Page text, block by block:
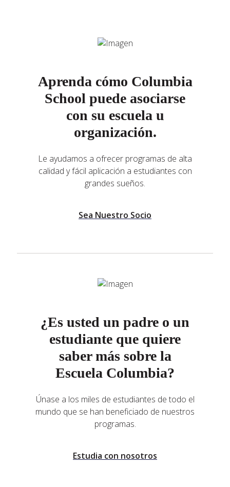
Aprenda cómo Columbia
School puede asociarse
con su escuela u
organización.
Le ayudamos a ofrecer programas de alta
calidad y fácil aplicación a estudiantes con
grandes sueños.
Sea Nuestro Socio
¿Es usted un padre o un
estudiante que quiere
saber más sobre la
Escuela Columbia?
Únase a los miles de estudiantes de todo el
mundo que se han beneficiado de nuestros
programas.
Estudia con nosotros